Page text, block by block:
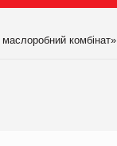
комбінат»